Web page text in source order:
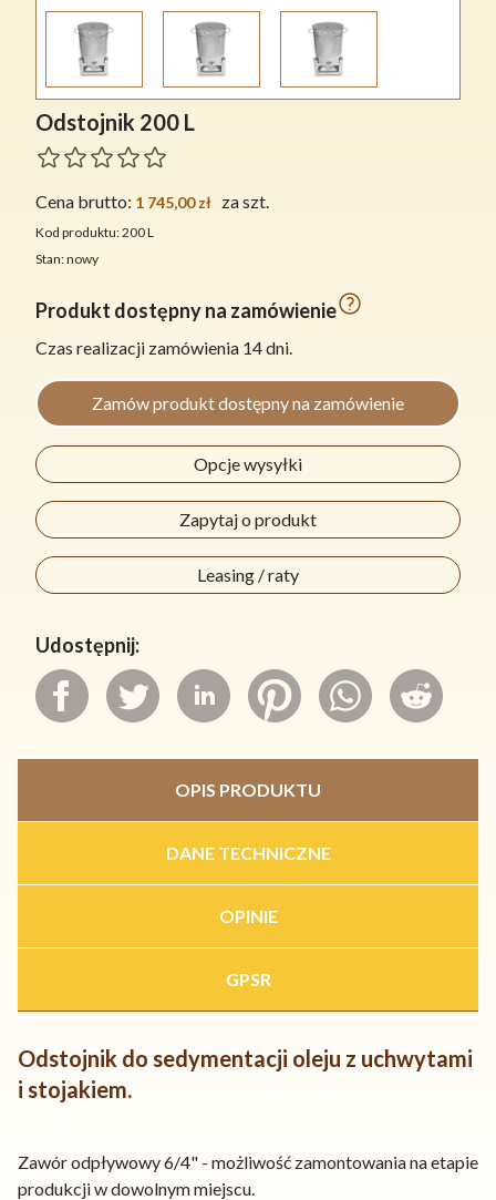
Odstojnik 200 L
Cena brutto: 1 745,00 zł za szt.
Kod produktu: 200 L
Stan: nowy
Produkt dostępny na zamówienie
Czas realizacji zamówienia 14 dni.
Zamów produkt dostępny na zamówienie
Opcje wysyłki
Zapytaj o produkt
Leasing / raty
Udostępnij:
OPIS PRODUKTU
DANE TECHNICZNE
OPINIE
GPSR
Odstojnik do sedymentacji oleju z uchwytami
i stojakiem.
Zawór odpływowy 6/4" - możliwość zamontowania na etapie
produkcji w dowolnym miejscu.